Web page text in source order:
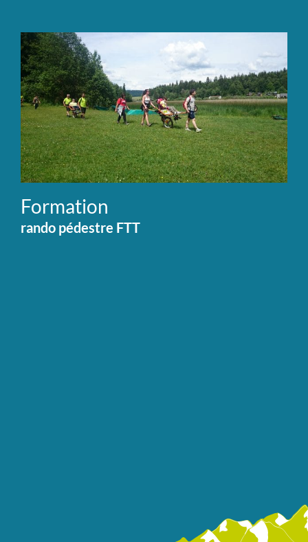
Formation
rando pédestre FTT